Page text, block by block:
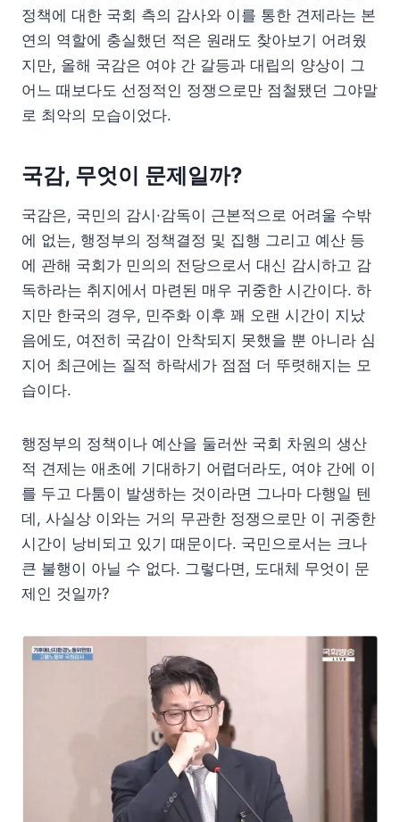
정책에 대한 국회 측의 감사와 이를 통한 견제라는 본
연의 역할에 충실했던 적은 원래도 찾아보기 어려웠
지만, 올해 국감은 여야 간 갈등과 대립의 양상이 그
어느 때보다도 선정적인 정쟁으로만 점철됐던 그야말
로 최악의 모습이었다.
국감, 무엇이 문제일까?
국감은, 국민의 감시·감독이 근본적으로 어려울 수밖
에 없는, 행정부의 정책결정 및 집행 그리고 예산 등
에 관해 국회가 민의의 전당으로서 대신 감시하고 감
독하라는 취지에서 마련된 매우 귀중한 시간이다. 하
지만 한국의 경우, 민주화 이후 꽤 오랜 시간이 지났
음에도, 여전히 국감이 안착되지 못했을 뿐 아니라 심
지어 최근에는 질적 하락세가 점점 더 뚜렷해지는 모
습이다.
행정부의 정책이나 예산을 둘러싼 국회 차원의 생산
적 견제는 애초에 기대하기 어렵더라도, 여야 간에 이
를 두고 다툼이 발생하는 것이라면 그나마 다행일 텐
데, 사실상 이와는 거의 무관한 정쟁으로만 이 귀중한
시간이 낭비되고 있기 때문이다. 국민으로서는 크나
큰 불행이 아닐 수 없다. 그렇다면, 도대체 무엇이 문
제인 것일까?